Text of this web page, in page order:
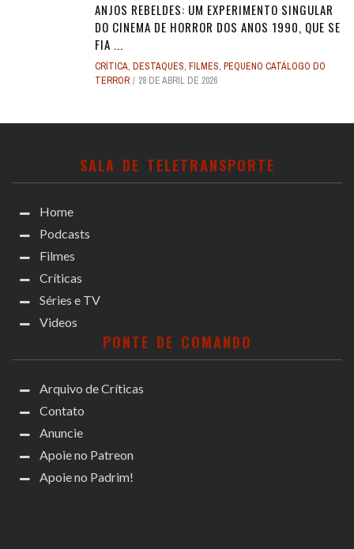
ANJOS REBELDES: UM EXPERIMENTO SINGULAR
DO CINEMA DE HORROR DOS ANOS 1990, QUE SE
FIA ...
CRÍTICA, DESTAQUES, FILMES, PEQUENO CATÁLOGO DO
TERROR
28 DE ABRIL DE 2026
SALA DE TELETRANSPORTE
Home
Podcasts
Filmes
Críticas
Séries e TV
Videos
PONTE DE COMANDO
Arquivo de Críticas
Contato
Anuncie
Apoie no Patreon
Apoie no Padrim!